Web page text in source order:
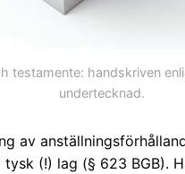
testamente: handskriven
undertecknad.
av
(!) lag (§ 623 BGB).